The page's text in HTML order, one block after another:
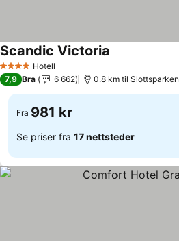
4 StjernerHotell
Scandic Victoria
7,9 Bra 6 662 0.8 km til Slottsparken
Fra 981 kr
Se priser fra 17 nettsteder